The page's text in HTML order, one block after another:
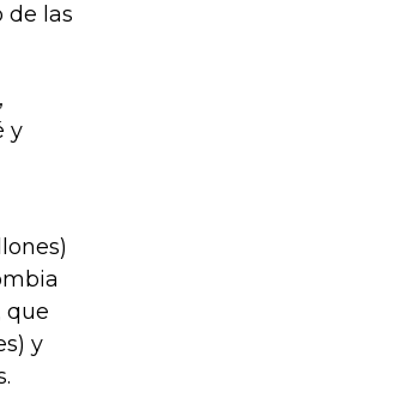
de las
y
que
y